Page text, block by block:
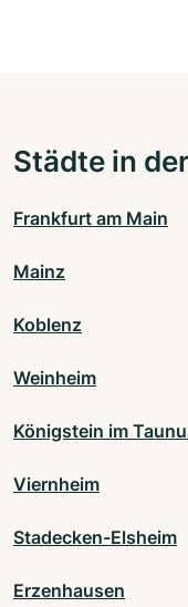
Städte in
Frankfurt am Main
Mainz
Koblenz
Weinheim
Königstein im
Viernheim
Stadecken-Elsheim
Erzenhausen